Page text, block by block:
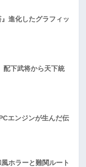
進化したグラフィッ
配下武将から天下統
エンジンが生んだ伝
ホラーと難関ルート